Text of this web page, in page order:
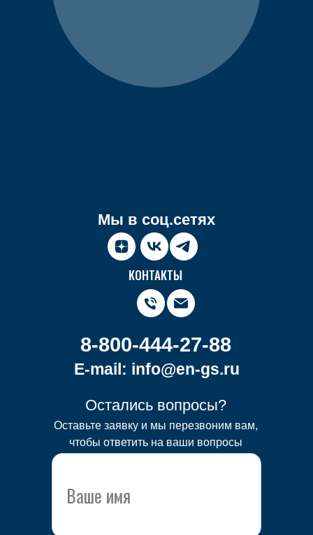
Остались вопросы?
Оставьте заявку и мы перезвоним вам,
чтобы ответить на ваши вопросы
КОНТАКТЫ
E-mail: info@en-gs.ru
8-800-444-27-88
Мы в соц.сетях